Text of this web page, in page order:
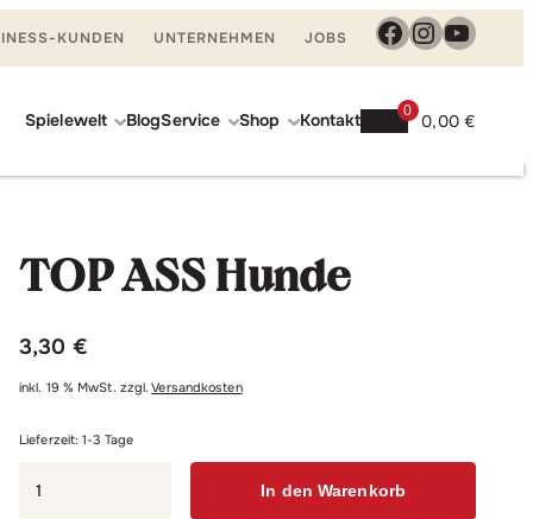
KUNDEN UNTERNEHMEN JOBS Facebook
Spielewelt BlogService Shop Kontakt 0
0,00 €
Hunde
TOP ASS Hunde
3,30 €
inkl. 19 % MwSt. zzgl.Versandkosten
Lieferzeit:1-3 Tage
ASS
In den Warenkorb